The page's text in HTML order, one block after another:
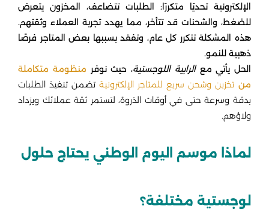
الإلكترونية تحديًا متكررًا: الطلبات تتضاعف، المخزون يتعرض
للضغط، والشحنات قد تتأخر، مما يهدد تجربة العملاء وثقتهم.
هذه المشكلة تتكرر كل عام، وتفقد بسببها بعض المتاجر فرصًا
ذهبية للنمو.
الحل يأتي معالرابية اللوجستية، حيث نوفر منظومة متكاملة
من تخزين وشحن سريع للمتاجر الإلكترونية تضمن تنفيذ الطلبات
بدقة وسرعة حتى في أوقات الذروة، لتستمر ثقة عملائك ويزداد
ولاؤهم.
لماذا موسم اليوم الوطني يحتاج حلول
لوجستية مختلفة؟